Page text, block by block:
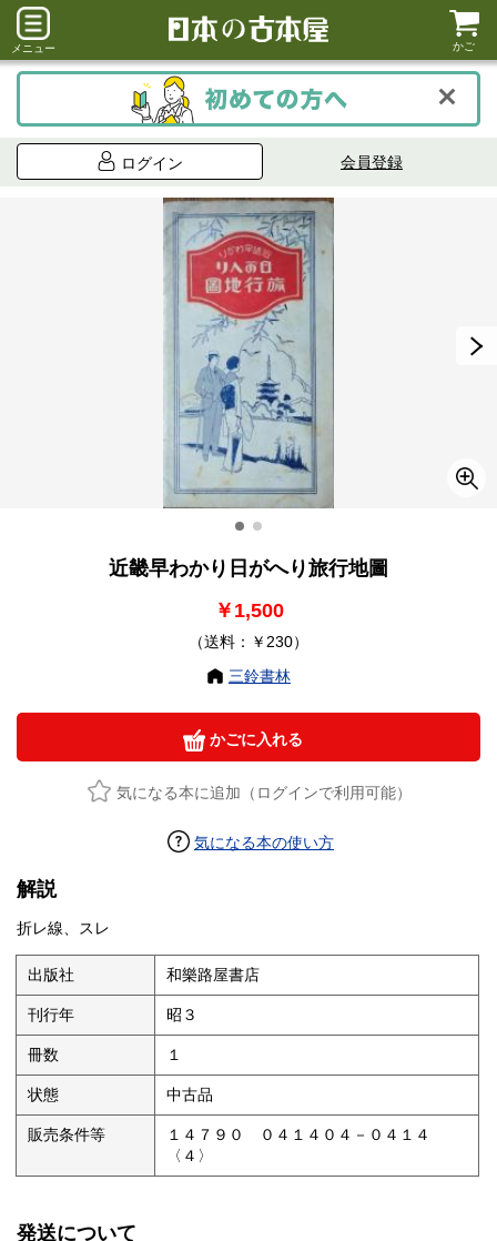
メニュー かご
ログイン 会員登録
近畿早わかり日がへり旅行地圖
￥1,500
（送料：￥230）
三鈴書林
かごに入れる
気になる本に追加（ログインで利用可能）
気になる本の使い方
解説
折レ線、スレ
出版社 和樂路屋書店
刊行年 昭３
冊数 １
状態 中古品
販売条件等
１４７９０ ０４１４０４－０４１４
〈４〉
発送について